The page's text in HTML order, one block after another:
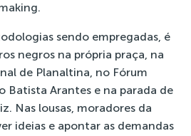
sendo empregadas, é
negros na própria praça, na
de Planaltina, no Fórum
Batista Arantes e na parada de
Nas lousas, moradores da
ideias e apontar as demandas